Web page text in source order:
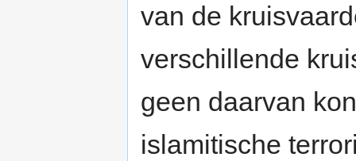
van de
verschillende
geen daarvan
islamitische